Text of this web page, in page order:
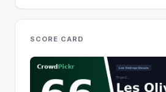
SCORE CARD